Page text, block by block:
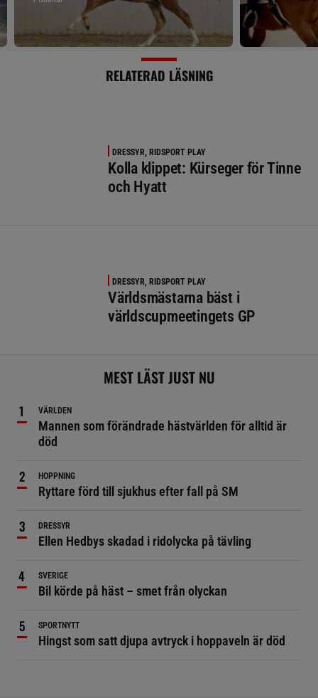
RELATERAD LÄSNING
DRESSYR, RIDSPORT PLAY
Kolla klippet: Kürseger för Tinne
och Hyatt
DRESSYR, RIDSPORT PLAY
Världsmästarna bäst i
världscupmeetingets GP
MEST LÄST JUST NU
VÄRLDEN
Mannen som förändrade hästvärlden för alltid är
död
HOPPNING
Ryttare förd till sjukhus efter fall på SM
DRESSYR
Ellen Hedbys skadad i ridolycka på tävling
SVERIGE
Bil körde på häst – smet från olyckan
SPORTNYTT
Hingst som satt djupa avtryck i hoppaveln är död